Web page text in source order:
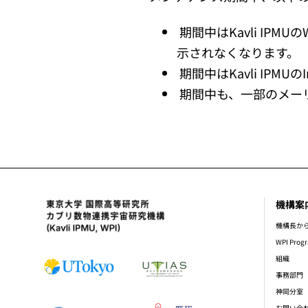
期間中はKavli IPMU
示されなくなります。
期間中はKavli IPMU
期間中も、一部のメ
機構案
機構長か
WPI
組織
事務部門
神岡分室